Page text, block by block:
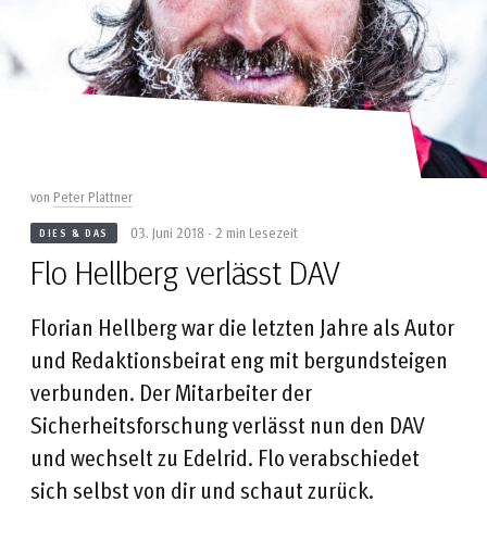
von Peter Plattner
DIES & DAS 03. Juni 2018 - 2 min Lesezeit
Flo Hellberg verlässt DAV
Florian Hellberg war die letzten Jahre als Autor
und Redaktionsbeirat eng mit bergundsteigen
verbunden. Der Mitarbeiter der
Sicherheitsforschung verlässt nun den DAV
und wechselt zu Edelrid. Flo verabschiedet
sich selbst von dir und schaut zurück.